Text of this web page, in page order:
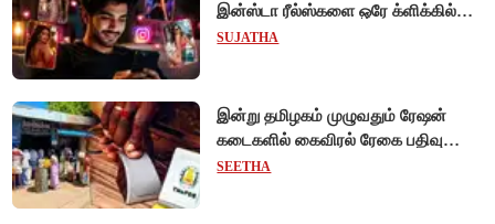
இன்ஸ்டா ரீல்ஸ்களை ஒரே க்ளிக்கில்
மாற்றியமைக்கலாம்!
SUJATHA
இன்று தமிழகம் முழுவதும் ரேஷன்
கடைகளில் கைவிரல் ரேகை பதிவு
சிறப்பு முகாம்!
SEETHA